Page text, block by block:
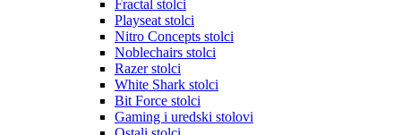
Fractal stolci
Playseat stolci
Nitro Concepts stolci
Noblechairs stolci
Razer stolci
White Shark stolci
Bit Force stolci
Gaming i uredski stolovi